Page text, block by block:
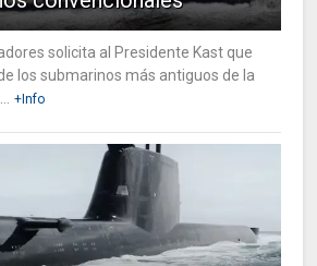
solicita al Presidente Kast que
los submarinos más antiguos de la
+Info